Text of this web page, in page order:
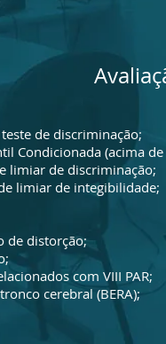
de discriminação;
Condicionada (acima de
limiar de discriminação;
limiar de integibilidade;
de distorção;
com VIII PAR;
cerebral (BERA);